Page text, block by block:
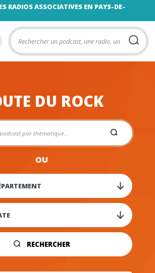
RADIOS ASSOCIATIVES EN PAYS-DE-
DU ROCK
OU
RECHERCHER